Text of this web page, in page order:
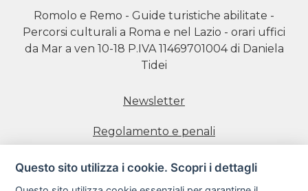
Romolo e Remo - Guide turistiche abilitate -
Percorsi culturali a Roma e nel Lazio - orari uffici
da Mar a ven 10-18 P.IVA 11469701004 di Daniela
Tidei
Newsletter
Regolamento e penali
Prenotazione visite
Questo sito utilizza i cookie. Scopri i dettagli